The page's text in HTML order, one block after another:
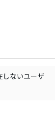
しないユーザ